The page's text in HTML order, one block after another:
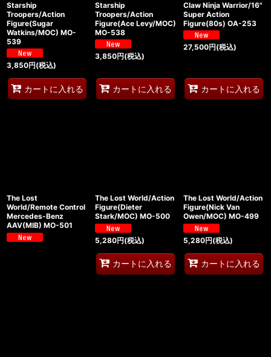
Starship
Troopers/Action
Figure(Sugar
Watkins/MOC) MO-
539
3,850円(税込)
カートに入れる
Starship
Troopers/Action
Figure(Ace Levy/MOC)
MO-538
3,850円(税込)
カートに入れる
Claw Ninja Warrior/16"
Super Action
Figure(80s) OA-253
27,500円(税込)
カートに入れる
The Lost
World/Remote Control
Mercedes-Benz
AAV(MIB) MO-501
The Lost World/Action
Figure(Dieter
Stark/MOC) MO-500
5,280円(税込)
カートに入れる
The Lost World/Action
Figure(Nick Van
Owen/MOC) MO-499
5,280円(税込)
カートに入れる